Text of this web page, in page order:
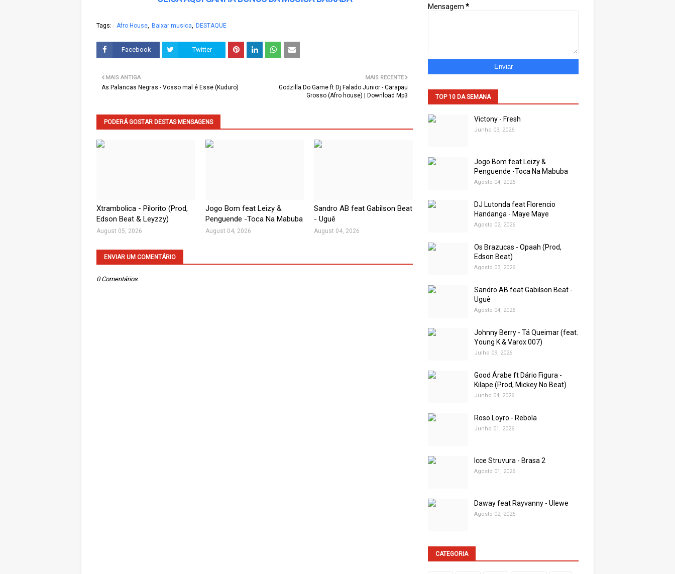
Tags: Afro House Baixar musica DESTAQUE
Facebook Twitter
MAIS RECENTE
Godzilla Do Game ft Dj Falado Junior - Carapau
Grosso (Afro house) | Download Mp3
MAIS ANTIGA
As Palancas Negras - Vosso mal é Esse (Kuduro)
PODERÁ GOSTAR DESTAS MENSAGENS
Xtrambolica - Pilorito (Prod,
Edson Beat & Leyzzy)
August 05, 2026
Jogo Bom feat Leizy &
Penguende -Toca Na Mabuba
August 04, 2026
Sandro AB feat Gabilson Beat
- Uguê
August 04, 2026
ENVIAR UM COMENTÁRIO
0 Comentários
Mensagem *
TOP 10 DA SEMANA
Victony - Fresh
Junho 03, 2026
Jogo Bom feat Leizy &
Penguende -Toca Na Mabuba
Agosto 04, 2026
DJ Lutonda feat Florencio
Handanga - Maye Maye
Agosto 02, 2026
Os Brazucas - Opaah (Prod,
Edson Beat)
Agosto 03, 2026
Sandro AB feat Gabilson Beat -
Uguê
Agosto 04, 2026
Johnny Berry - Tá Queimar (feat.
Young K & Varox 007)
Julho 09, 2026
Good Árabe ft Dário Figura -
Kilape (Prod, Mickey No Beat)
Junho 04, 2026
Roso Loyro - Rebola
Junho 01, 2026
Icce Struvura - Brasa 2
Agosto 01, 2026
Daway feat Rayvanny - Ulewe
Agosto 02, 2026
CATEGORIA